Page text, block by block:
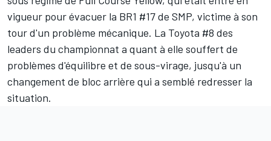
vigueur pour évacuer la BR1 #17 de SMP, victime à son
tour d'un problème mécanique. La Toyota #8 des
leaders du championnat a quant à elle souffert de
problèmes d'équilibre et de sous-virage, jusqu'à un
changement de bloc arrière qui a semblé redresser la
situation.